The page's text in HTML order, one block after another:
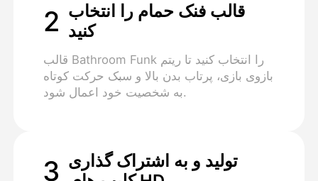
2 قالب فنک حمام را انتخاب
کنید
قالب Bathroom Funk را انتخاب کنید تا ریتم
بازوی بازی، پرتاب بدن بالا و سبک حرکت کوتاه
به شخصیت خود اعمال شود.
3 تولید و به اشتراک گذاری